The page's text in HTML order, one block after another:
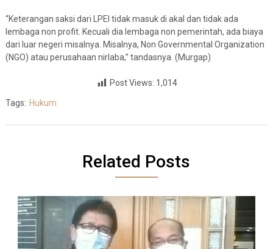
“Keterangan saksi dari LPEI tidak masuk di akal dan tidak ada
lembaga non profit. Kecuali dia lembaga non pemerintah, ada biaya
dari luar negeri misalnya. Misalnya, Non Governmental Organization
(NGO) atau perusahaan nirlaba,” tandasnya. (Murgap)
Post Views: 1,014
Tags: Hukum
Related Posts